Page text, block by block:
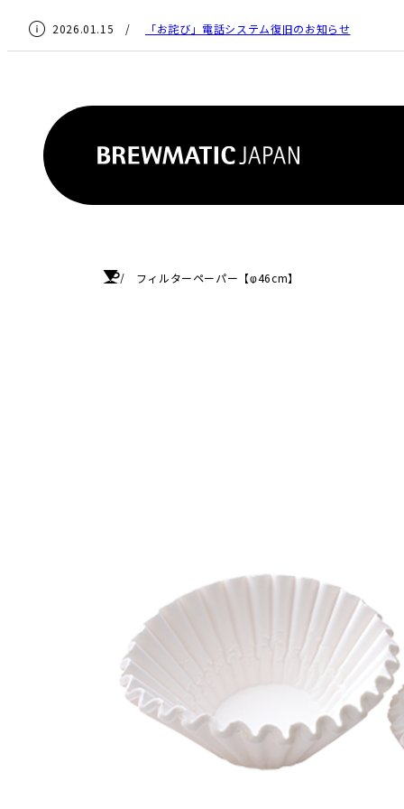
2026.01.15 / 「お詫び」電話システム復旧のお知らせ
HOMEフィルターペーパー【φ46cm】